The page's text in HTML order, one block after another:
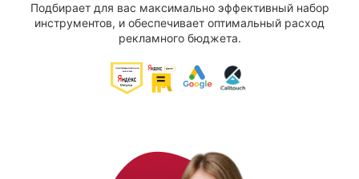
Подбирает для вас максимально эффективный набор
инструментов, и обеспечивает оптимальный расход
рекламного бюджета.